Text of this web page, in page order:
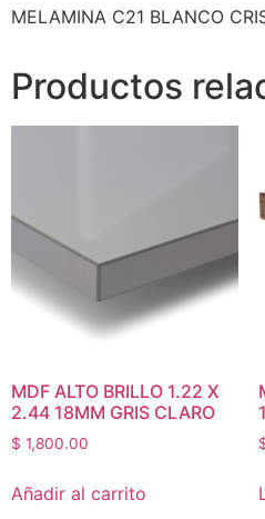
MELAMINA C21 BLANCO
Productos
MDF ALTO BRILLO 1.22 X
2.44 18MM GRIS CLARO
$ 1,800.00
Añadir al carrito